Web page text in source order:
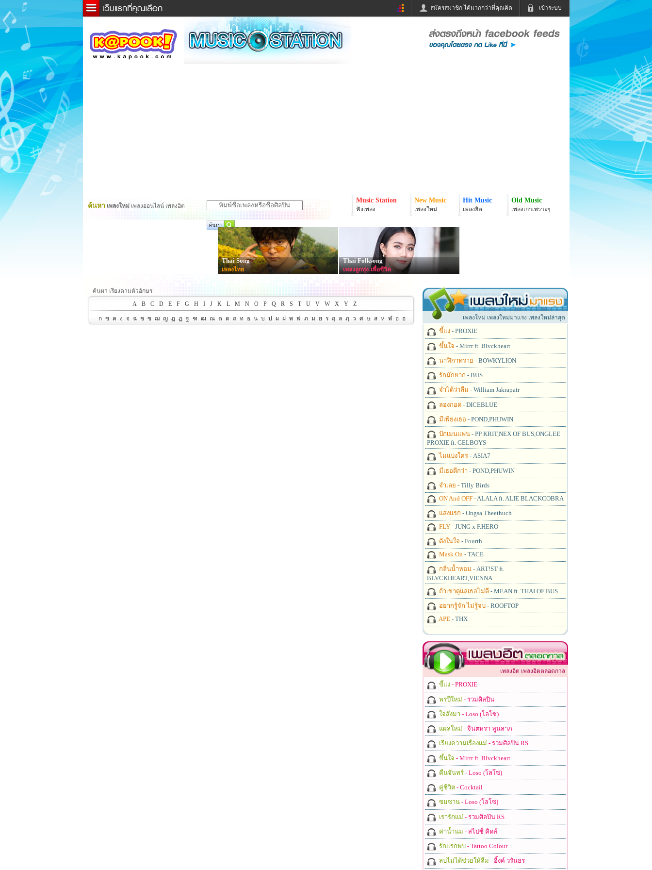
เข้าระบบ
สมัครสมาชิก ได้มากกว่าที่คุณคิด
ข่าวด่วน ข่าวสั้น
ละคร
หนังใหม่
ฟังวิทยุออนไลน์
หมากรุกไทย
Email
ค้นหา เพลงใหม่ เพลงออนไลน์ เพลงฮิต
Music Station
ฟังเพลง
New Music
เพลงใหม่
Hit Music
เพลงฮิต
Old Music
เพลงเก่าเพราะๆ
Thai Song
เพลงไทย
Thai Folksong
เพลงลูกทุ่ง-เพื่อชีวิต
ค้นหา เรียงตามตัวอักษร
A
B C D E F G H I J K L M N O P Q R S T U V W X Y Z
ก ข ค ง จ ฉ ช ซ ฌ ญ ฎ ฏ ฐ ฑ ฒ ณ ด ต ถ ท ธ น บ ป ผ ฝ พ ฟ ภ ม ย ร ฤ ล ฦ ว ศ ษ ส ห ฬ อ ฮ เพลงใหม่ เพลงใหม่มาแรง เพลงใหม่ล่าสุด
ขี้แง- PROXIE
ขึ้นใจ - Mirrr ft. Blvckheart
นาฬิกาทราย - BOWKYLION
รักมักยาก - BUS
จำได้ว่าลืม - William Jakrapatr
ลองกอด- DICEBLUE
มีเพียงเธอ - POND,PHUWIN
ปักเมนแฟน- PP KRIT,NEX OF BUS,ONGLEE
PROXIE ft. GELBOYS
ไม่แบ่งใคร- ASIA7
มีเธอดีกว่า - POND,PHUWIN
จำเลย - Tilly Birds
ON And OFF- ALALA ft. ALIE BLACKCOBRA
แสงแรก - Ongsa Theethuch
FLY- JUNG x F.HERO
ดังในใจ - Fourth
Mask On- TACE
กลิ่นน้ำหอม - ART!ST ft.
BLVCKHEART,VIENNA
ถ้าเขาดูแลเธอไม่ดี- MEAN ft. THAI OF BUS
อยากรู้จัก ไม่รู้จบ- ROOFTOP
APE- THX
เพลงฮิต เพลงฮิตตลอดกาล
ขี้แง- PROXIE
พรปีใหม่ - รวมศิลปิน
ใจสั่งมา - Loso (โลโซ)
แผลใหม่ - จินตหรา พูนลาภ
เรียงความเรื่องแม่ - รวมศิลปิน RS
ขึ้นใจ - Mirrr ft. Blvckheart
คืนจันทร์- Loso (โลโซ)
คู่ชีวิต- Cocktail
ซมซาน- Loso (โลโซ)
เรารักแม่ - รวมศิลปิน RS
ค่าน้ำนม - สไปซี่ คิดส์
รักแรกพบ- Tattoo Colour
ลบไม่ได้ช่วยให้ลืม - อิ้งค์ วรันธร